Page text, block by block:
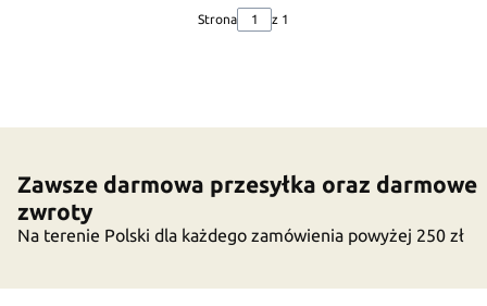
Strona z 1
Zawsze darmowa przesyłka oraz darmowe
zwroty
Na terenie Polski dla każdego zamówienia powyżej 250 zł